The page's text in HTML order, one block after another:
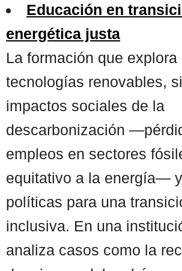
Educación en
energética justa
La formación que
tecnologías renovables,
impactos sociales de la
descarbonización
empleos en sectores
equitativo a la energía—
políticas para una
inclusiva. En una
analiza casos como la